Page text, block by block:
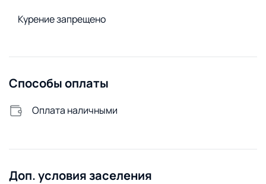
Курение запрещено
Способы оплаты
Оплата наличными
Доп. условия заселения